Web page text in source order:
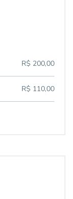
R$ 200,00
R$ 110,00